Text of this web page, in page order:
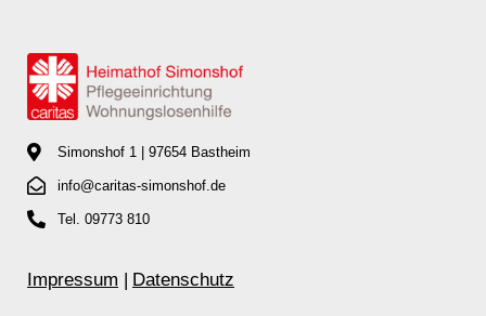
Simonshof 1 | 97654 Bastheim
info@caritas-simonshof.de
Tel. 09773 810
Impressum | Datenschutz